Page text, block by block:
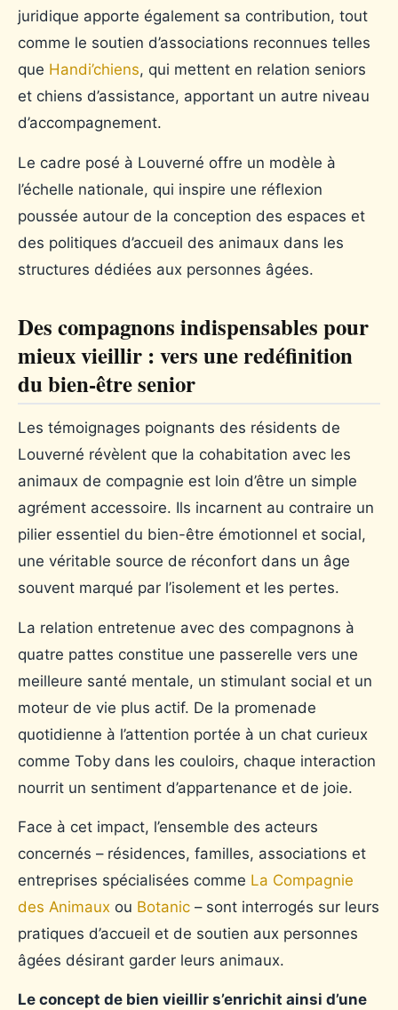
juridique apporte également sa contribution, tout
comme le soutien d’associations reconnues telles
que Handi’chiens, qui mettent en relation seniors
et chiens d’assistance, apportant un autre niveau
d’accompagnement.
Le cadre posé à Louverné offre un modèle à
l’échelle nationale, qui inspire une réflexion
poussée autour de la conception des espaces et
des politiques d’accueil des animaux dans les
structures dédiées aux personnes âgées.
Des compagnons indispensables pour
mieux vieillir : vers une redéfinition
du bien-être senior
Les témoignages poignants des résidents de
Louverné révèlent que la cohabitation avec les
animaux de compagnie est loin d’être un simple
agrément accessoire. Ils incarnent au contraire un
pilier essentiel du bien-être émotionnel et social,
une véritable source de réconfort dans un âge
souvent marqué par l’isolement et les pertes.
La relation entretenue avec des compagnons à
quatre pattes constitue une passerelle vers une
meilleure santé mentale, un stimulant social et un
moteur de vie plus actif. De la promenade
quotidienne à l’attention portée à un chat curieux
comme Toby dans les couloirs, chaque interaction
nourrit un sentiment d’appartenance et de joie.
Face à cet impact, l’ensemble des acteurs
concernés – résidences, familles, associations et
entreprises spécialisées comme La Compagnie
des Animaux ou Botanic – sont interrogés sur leurs
pratiques d’accueil et de soutien aux personnes
âgées désirant garder leurs animaux.
Le concept de bien vieillir s’enrichit ainsi d’une